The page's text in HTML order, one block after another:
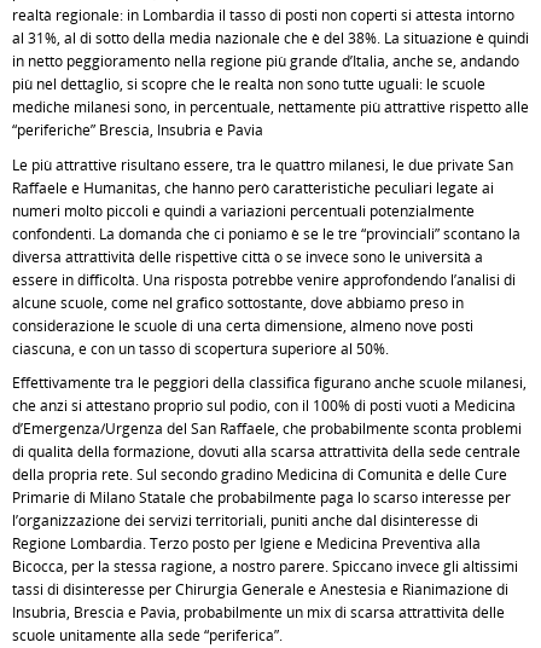
realtà regionale: in Lombardia il tasso di posti non coperti si attesta intorno
al 31%, al di sotto della media nazionale che è del 38%. La situazione è quindi
in netto peggioramento nella regione più grande d’Italia, anche se, andando
più nel dettaglio, si scopre che le realtà non sono tutte uguali: le scuole
mediche milanesi sono, in percentuale, nettamente più attrattive rispetto alle
“periferiche” Brescia, Insubria e Pavia
Le più attrattive risultano essere, tra le quattro milanesi, le due private San
Raffaele e Humanitas, che hanno però caratteristiche peculiari legate ai
numeri molto piccoli e quindi a variazioni percentuali potenzialmente
confondenti. La domanda che ci poniamo è se le tre “provinciali” scontano la
diversa attrattività delle rispettive città o se invece sono le università a
essere in difficoltà. Una risposta potrebbe venire approfondendo l’analisi di
alcune scuole, come nel grafico sottostante, dove abbiamo preso in
considerazione le scuole di una certa dimensione, almeno nove posti
ciascuna, e con un tasso di scopertura superiore al 50%.
Effettivamente tra le peggiori della classifica figurano anche scuole milanesi,
che anzi si attestano proprio sul podio, con il 100% di posti vuoti a Medicina
d’Emergenza/Urgenza del San Raffaele, che probabilmente sconta problemi
di qualità della formazione, dovuti alla scarsa attrattività della sede centrale
della propria rete. Sul secondo gradino Medicina di Comunità e delle Cure
Primarie di Milano Statale che probabilmente paga lo scarso interesse per
l’organizzazione dei servizi territoriali, puniti anche dal disinteresse di
Regione Lombardia. Terzo posto per Igiene e Medicina Preventiva alla
Bicocca, per la stessa ragione, a nostro parere. Spiccano invece gli altissimi
tassi di disinteresse per Chirurgia Generale e Anestesia e Rianimazione di
Insubria, Brescia e Pavia, probabilmente un mix di scarsa attrattività delle
scuole unitamente alla sede “periferica”.